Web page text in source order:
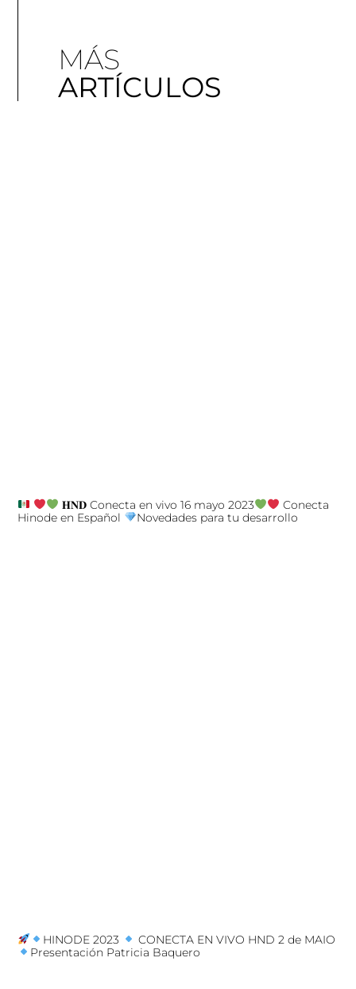
MÁS
ARTÍCULOS
𝐇𝐍𝐃 Conecta en vivo 16 mayo 2023
Conecta
Hinode en Español
Novedades para tu desarrollo
HINODE 2023
CONECTA EN VIVO HND 2 de MAIO
Presentación Patricia Baquero